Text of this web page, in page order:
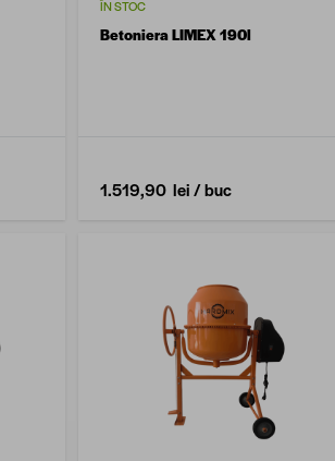
ÎN STOC
Betoniera LIMEX 190l
1.519,90 lei/ buc